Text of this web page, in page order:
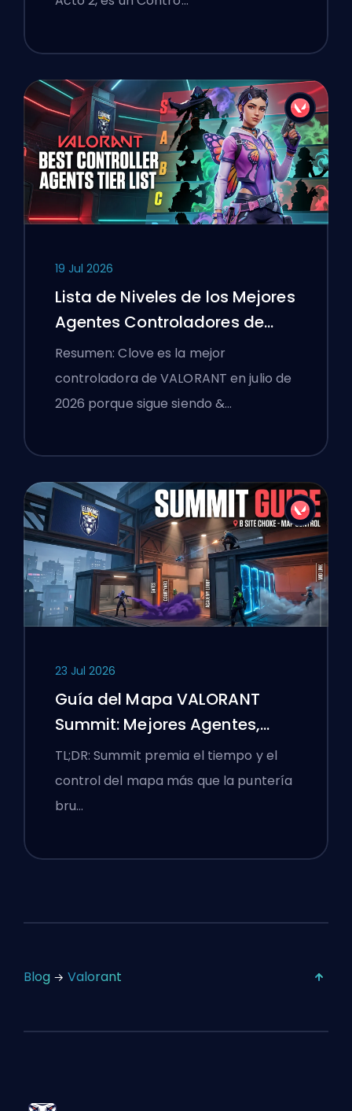
19 Jul 2026
Lista de Niveles de los Mejores
Agentes Controladores de
VALORANT
Resumen: Clove es la mejor
controladora de VALORANT en julio de
2026 porque sigue siendo &…
23 Jul 2026
Guía del Mapa VALORANT
Summit: Mejores Agentes,
Llamadas y Humos
TL;DR: Summit premia el tiempo y el
control del mapa más que la puntería
bru…
Blog Valorant